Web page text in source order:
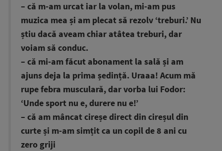
– că m-am urcat iar la volan, mi-am pus
muzica mea și am plecat să rezolv ‘treburi.’ Nu
știu dacă aveam chiar atâtea treburi, dar
voiam să conduc.
– că mi-am făcut abonament la sală și am
ajuns deja la prima ședință. Uraaa! Acum mă
rupe febra musculară, dar vorba lui Fodor:
‘Unde sport nu e, durere nu e!’
– că am mâncat cireșe direct din cireșul din
curte și m-am simțit ca un copil de 8 ani cu
zero griji